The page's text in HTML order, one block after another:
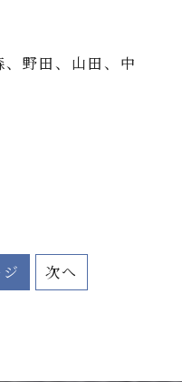
野田、山田、中
次へ